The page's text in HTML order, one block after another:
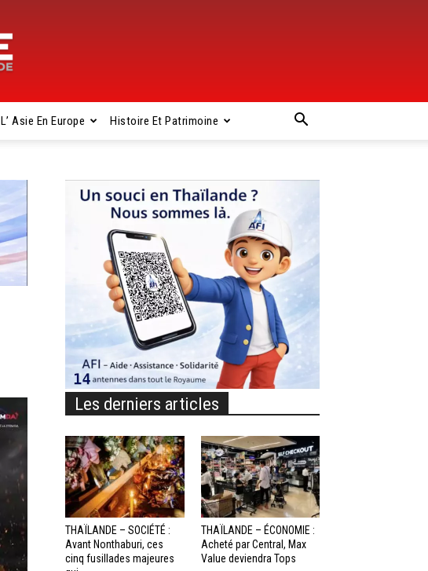
L’ Asie En Europe Histoire Et Patrimoine
Les derniers articles
THAÏLANDE – SOCIÉTÉ :
Avant Nonthaburi, ces
cinq fusillades majeures
THAÏLANDE – ÉCONOMIE :
Acheté par Central, Max
Value deviendra Tops